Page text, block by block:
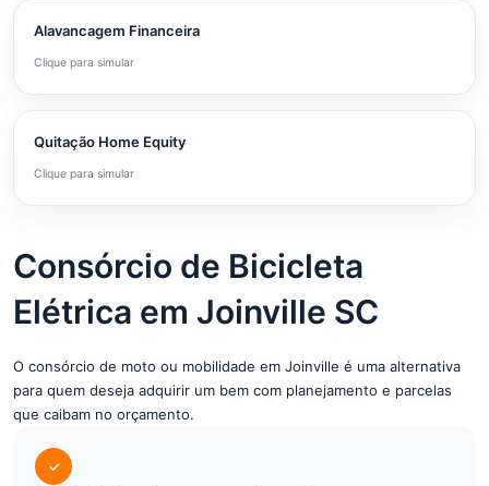
Alavancagem Financeira
Clique para simular
Quitação Home Equity
Clique para simular
Consórcio de Bicicleta
Elétrica em Joinville SC
O consórcio de moto ou mobilidade em Joinville é uma alternativa
para quem deseja adquirir um bem com planejamento e parcelas
que caibam no orçamento.
✓